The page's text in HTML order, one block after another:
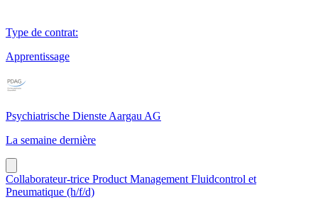
Type de contrat:
Apprentissage
Psychiatrische Dienste Aargau AG
La semaine dernière
Collaborateur-trice Product Management Fluidcontrol et
Pneumatique (h/f/d)